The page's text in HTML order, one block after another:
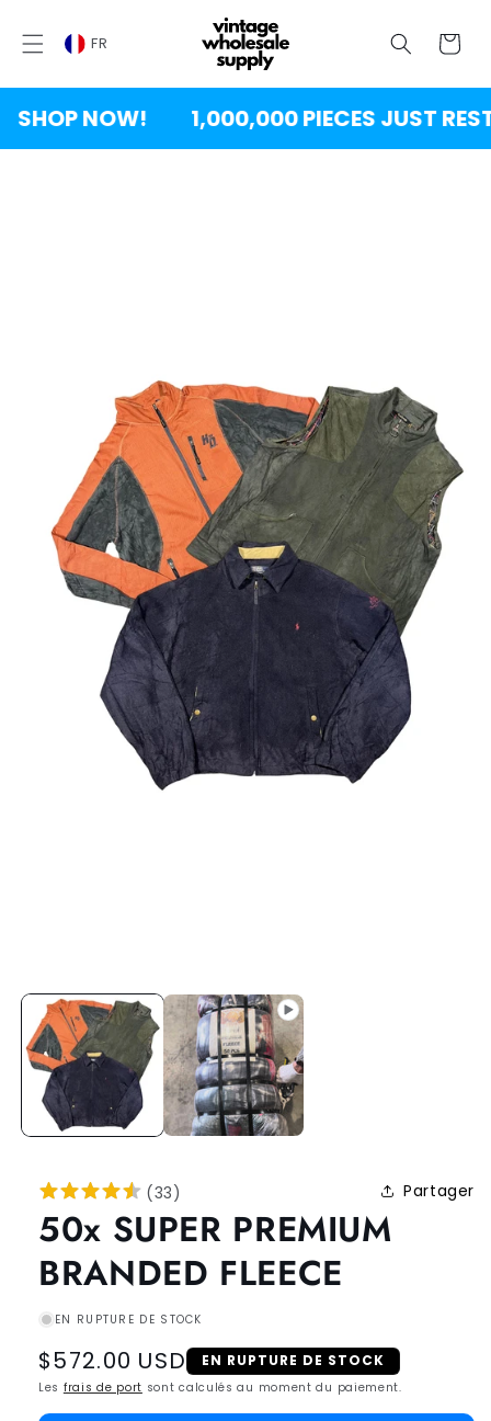
CONTENT
Chariot
FR
NOW! 1,000,000 PIECES JUST
(33) Partager
50x SUPER PREMIUM
BRANDED FLEECE
EN RUPTURE DE STOCK
Regular
price
$572.00 USD EN RUPTURE DE STOCK
Les frais de port sont calculés au moment du paiement.